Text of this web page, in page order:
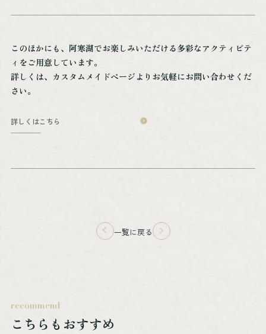
このほかにも、阿寒湖でお楽しみいただける多彩なアクティビテ
ィをご用意しています。
詳しくは、カスタムメイドページよりお気軽にお問い合わせくだ
さい。
詳しくはこちら
一覧に戻る
recommend
こちらもおすすめ